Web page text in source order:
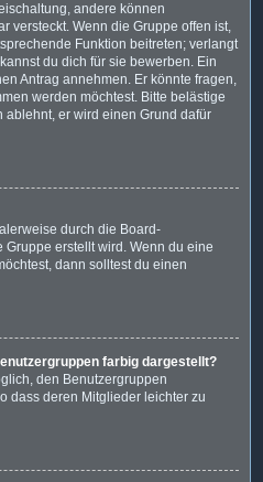
andere können
versteckt. Wenn die Gruppe offen ist,
Funktion beitreten; verlangt
du dich für sie bewerben. Ein
Antrag annehmen. Er könnte fragen,
werden möchtest. Bitte belästige
ablehnt, er wird einen Grund dafür
durch die Board-
erstellt wird. Wenn du eine
dann solltest du einen
farbig dargestellt?
den Benutzergruppen
dass deren Mitglieder leichter zu